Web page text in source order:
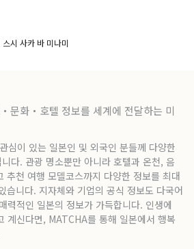
스시 사카 바 미나미
문화・호텔 정보를 세계에 전달하는 미
심이 있는 일본인 및 외국인 분들께 다양한
다. 관광 명소뿐만 아니라 호텔과 온천, 음
추천 여행 모델코스까지 다양한 정보를 최대
습니다. 지자체와 기업의 공식 정보도 다국어
력적인 일본의 정보가 가득합니다. 인생에
계신다면, MATCHA를 통해 일본에서 행복